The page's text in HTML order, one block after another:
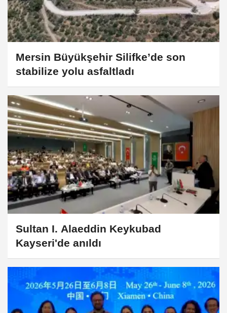
Mersin Büyükşehir Silifke’de son
stabilize yolu asfaltladı
Sultan I. Alaeddin Keykubad
Kayseri'de anıldı